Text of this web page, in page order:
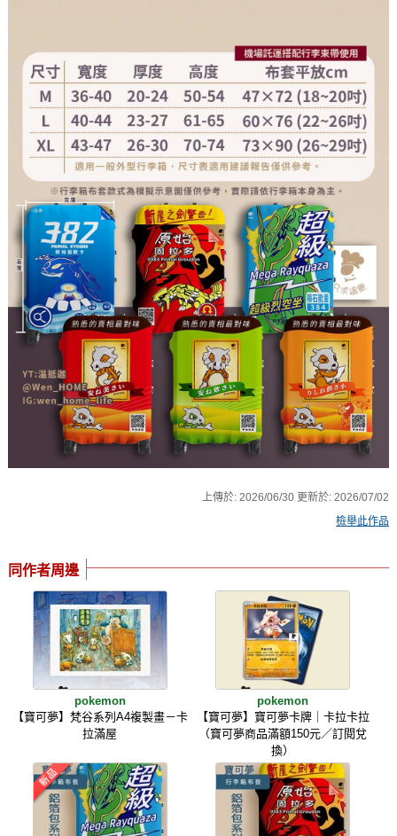
上傳於:2026/06/30 更新於:2026/07/02
檢舉此作品
同作者周邊
pokemon
【寶可夢】梵谷系列A4複製畫－卡
拉滿屋
pokemon
【寶可夢】寶可夢卡牌｜卡拉卡拉
（寶可夢商品滿額150元／訂閱兌
換）